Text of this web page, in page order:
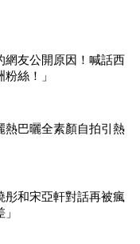
網友公開原因！喊話西
絲！」
熱巴曬全素顏自拍引熱
彤和宋亞軒對話再被瘋